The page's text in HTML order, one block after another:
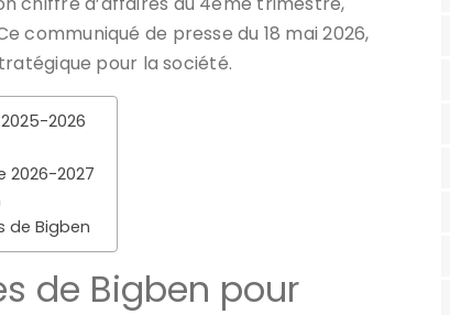
communiqué de presse du 18 mai 2026,
pour la société.
2026
2026-2027
de Bigben
de Bigben pour